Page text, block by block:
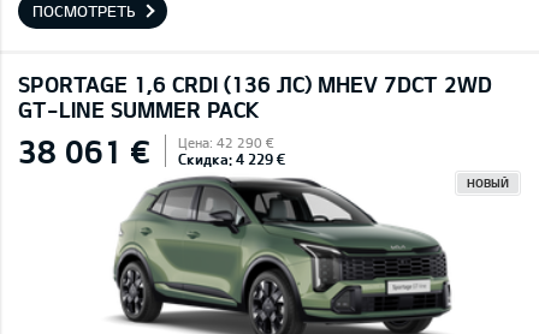
ПОСМОТРЕТЬ
SPORTAGE 1,6 CRDI (136 ЛС) MHEV 7DCT 2WD
GT-LINE SUMMER PACK
38 061 € Цена: 42 290 €
Скидка: 4 229 €
НОВЫЙ